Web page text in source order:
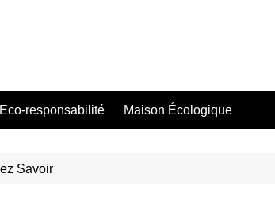
Eco-responsabilité Maison Écologique
Savoir